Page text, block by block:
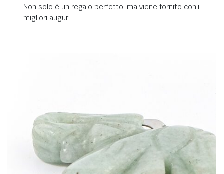
Non solo è un regalo perfetto, ma viene fornito con i
migliori auguri
.